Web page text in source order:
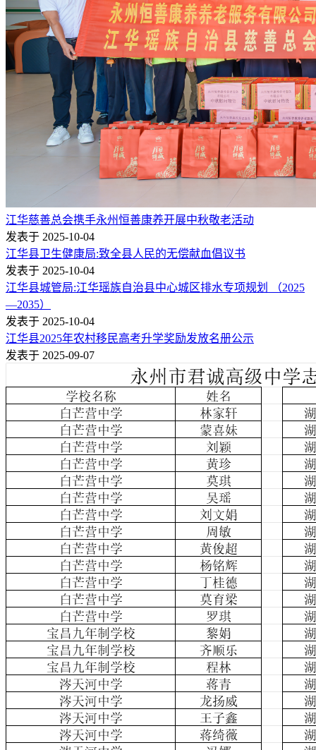
江华慈善总会携手永州恒善康养开展中秋敬老活动
发表于 2025-10-04
江华县卫生健康局:致全县人民的无偿献血倡议书
发表于 2025-10-04
江华县城管局:江华瑶族自治县中心城区排水专项规划 （2025
—2035）
发表于 2025-10-04
江华县2025年农村移民高考升学奖励发放名册公示
发表于 2025-09-07